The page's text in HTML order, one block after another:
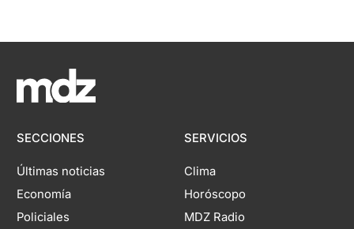
SECCIONES
Últimas noticias
Economía
Policiales
SERVICIOS
Clima
Horóscopo
MDZ Radio